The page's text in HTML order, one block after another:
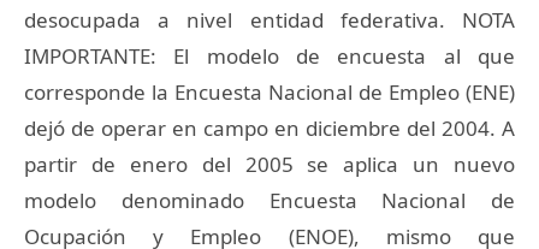
desocupada a nivel entidad federativa. NOTA
IMPORTANTE: El modelo de encuesta al que
corresponde la Encuesta Nacional de Empleo (ENE)
dejó de operar en campo en diciembre del 2004. A
partir de enero del 2005 se aplica un nuevo
modelo denominado Encuesta Nacional de
Ocupación y Empleo (ENOE), mismo que